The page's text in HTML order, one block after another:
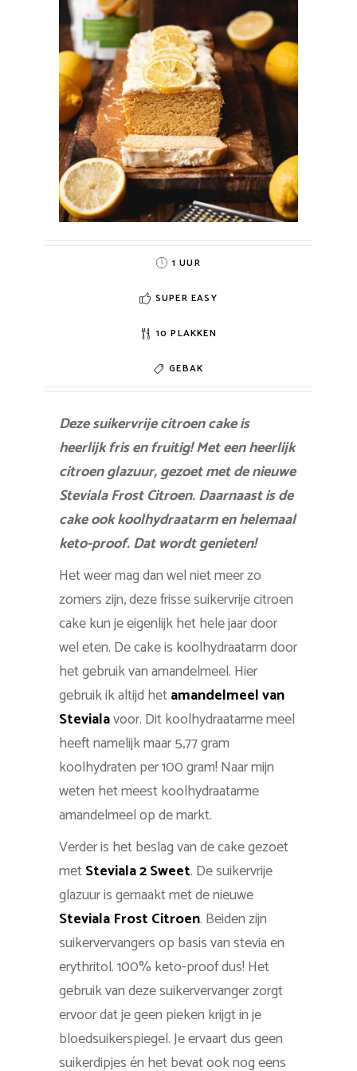
1 UUR
SUPER EASY
10 PLAKKEN
GEBAK
Deze suikervrije citroen cake is
heerlijk fris en fruitig! Met een heerlijk
citroen glazuur, gezoet met de nieuwe
Steviala Frost Citroen. Daarnaast is de
cake ook koolhydraatarm en helemaal
keto-proof. Dat wordt genieten!
Het weer mag dan wel niet meer zo
zomers zijn, deze frisse suikervrije citroen
cake kun je eigenlijk het hele jaar door
wel eten. De cake is koolhydraatarm door
het gebruik van amandelmeel. Hier
gebruik ik altijd hetamandelmeel van
Stevialavoor. Dit koolhydraatarme meel
heeft namelijk maar 5,77 gram
koolhydraten per 100 gram! Naar mijn
weten het meest koolhydraatarme
amandelmeel op de markt.
Verder is het beslag van de cake gezoet
metSteviala 2 Sweet. De suikervrije
glazuur is gemaakt met de nieuwe
Steviala Frost Citroen. Beiden zijn
suikervervangers op basis van stevia en
erythritol. 100% keto-proof dus! Het
gebruik van deze suikervervanger zorgt
ervoor dat je geen pieken krijgt in je
bloedsuikerspiegel. Je ervaart dus geen
suikerdipjes én het bevat ook nog eens